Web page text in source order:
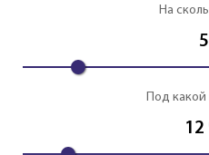
На
5
Под какой
12